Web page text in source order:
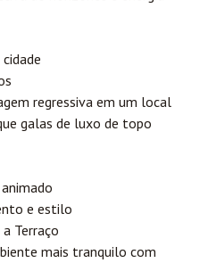
regressiva em um local
galas de luxo de topo
e estilo
Terraço
mais tranquilo com